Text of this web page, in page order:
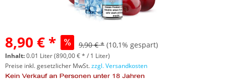
8,90 € * 9,90 € * (10,1% gespart)
Inhalt:0.01 Liter (890,00 € * / 1 Liter)
Preise inkl. gesetzlicher MwSt.zzgl. Versandkosten